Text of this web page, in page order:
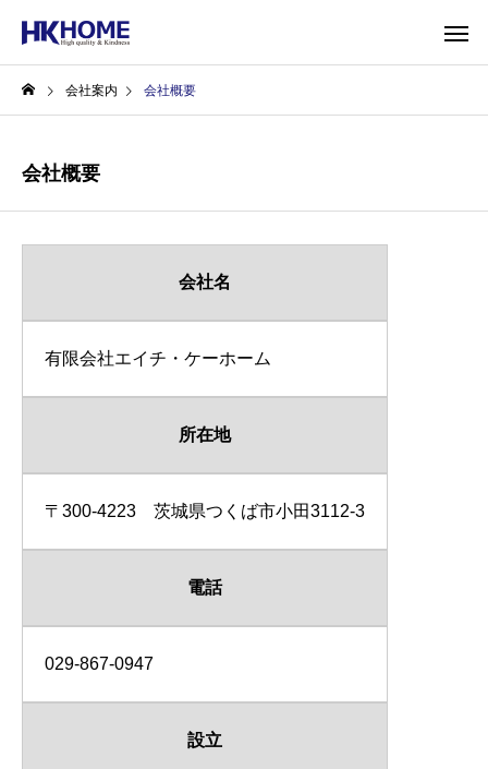
会社案内 会社概要
会社概要
会社名
有限会社エイチ・ケーホーム
所在地
〒300-4223 茨城県つくば市小田3112-3
電話
029-867-0947
設立